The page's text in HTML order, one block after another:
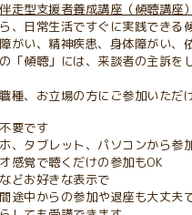
伴走型支援者養成講座（傾聴講座
、日常生活ですぐに実践できる
がい、精神疾患、身体障がい
「傾聴」には、来談者の主訴
種、お立場の方にご参加いただ
要です
、タブレット、パソコンから参
感覚で聴くだけの参加もOK
どお好きな表示で
途中からの参加や退座も大丈夫